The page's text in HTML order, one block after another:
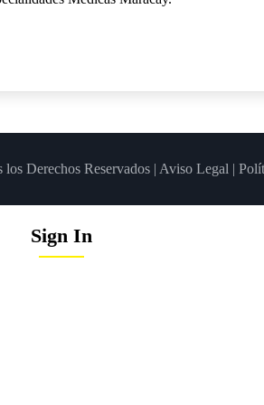
Derechos Reservados | Aviso Legal |
Sign In